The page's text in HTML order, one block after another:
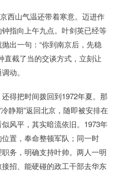
西山气温还带着寒意。迈进作
指向上午九点。叶剑英已经等
出一句：“你到南京后，先稳
直截了当的交谈方式，立刻让
动。
得把时间拨回到1972年夏。那
静期”返回北京，随即被安排在
风平，其实暗流依旧。1973年
置，奉命整顿军队；同一时
务，明确支持叶帅。两人一明
招、能硬碰的政工干部去华东